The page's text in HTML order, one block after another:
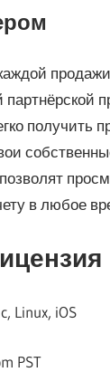
получить
в любое
Linux, iOS
PST